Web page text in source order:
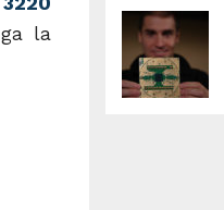
la